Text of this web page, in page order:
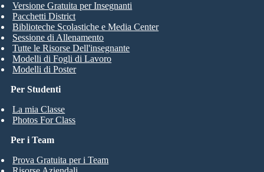
Per Studenti
La mia Classe
Photos For Class
Versione Gratuita per Insegnanti
Pacchetti District
Biblioteche Scolastiche e Media Center
Sessione di Allenamento
Tutte le Risorse Dell'insegnante
Modelli di Fogli di Lavoro
Modelli di Poster
Per i Team
Prova Gratuita per i Team